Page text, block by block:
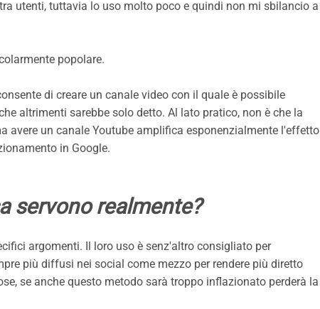
utenti, tuttavia lo uso molto poco e quindi non mi sbilancio a
popolare.
di creare un canale video con il quale è possibile
altrimenti sarebbe solo detto. Al lato pratico, non è che la
avere un canale Youtube amplifica esponenzialmente l'effetto
in Google.
servono realmente?
argomenti. Il loro uso è senz'altro consigliato per
più diffusi nei social come mezzo per rendere più diretto
se anche questo metodo sarà troppo inflazionato perderà la